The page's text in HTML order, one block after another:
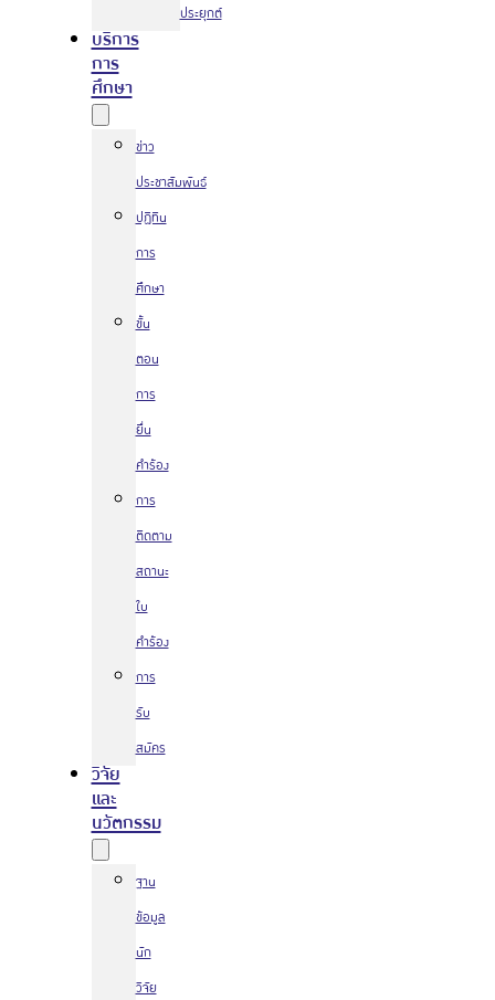
ประยุกต์
บริการ
การ
ศึกษา
ข่าว
ประชาสัมพันธ์
ปฏิทิน
การ
ศึกษา
ขั้น
ตอน
การ
ยื่น
คำร้อง
การ
ติดตาม
สถานะ
ใบ
คำร้อง
การ
รับ
สมัคร
วิจัย
และ
นวัตกรรม
ฐาน
ข้อมูล
นัก
วิจัย